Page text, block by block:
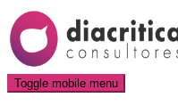
Skip
to
content
Toggle mobile menu